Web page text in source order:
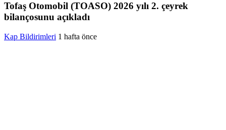
Tofaş Otomobil (TOASO) 2026 yılı 2. çeyrek
bilançosunu açıkladı
Kap Bildirimleri 1 hafta önce